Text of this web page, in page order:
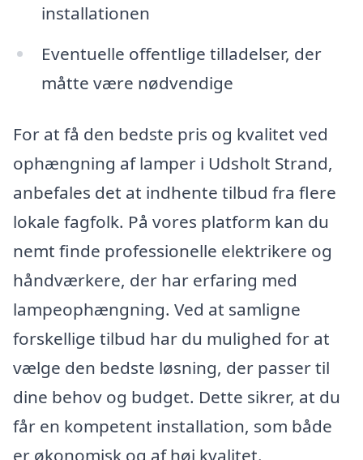
installationen
Eventuelle offentlige tilladelser, der
måtte være nødvendige
For at få den bedste pris og kvalitet ved
ophængning af lamper i Udsholt Strand,
anbefales det at indhente tilbud fra flere
lokale fagfolk. På vores platform kan du
nemt finde professionelle elektrikere og
håndværkere, der har erfaring med
lampeophængning. Ved at samligne
forskellige tilbud har du mulighed for at
vælge den bedste løsning, der passer til
dine behov og budget. Dette sikrer, at du
får en kompetent installation, som både